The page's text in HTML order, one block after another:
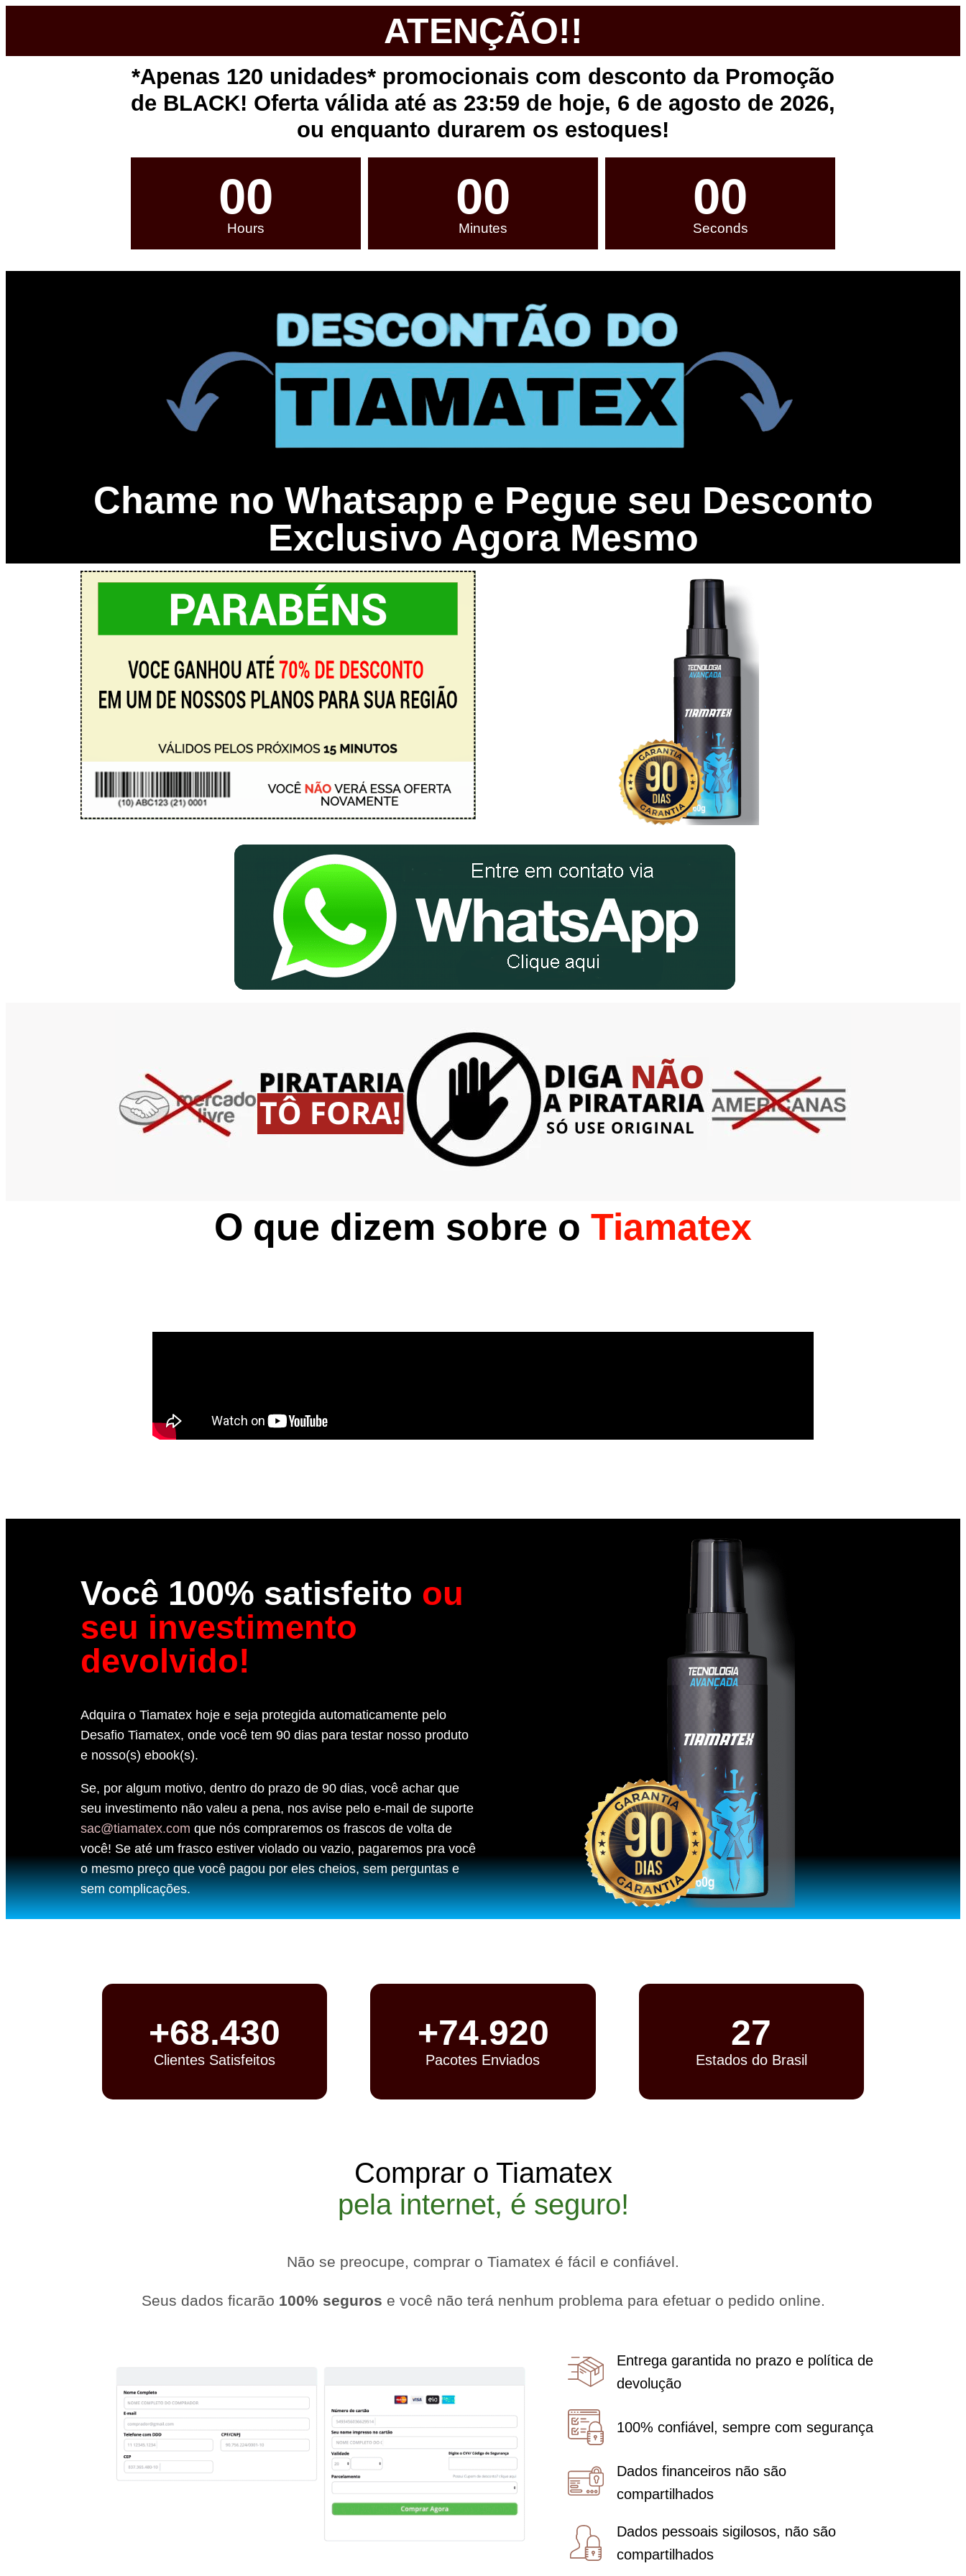
ATENÇÃO!!
*Apenas 120 unidades* promocionais com desconto da Promoção
de BLACK! Oferta válida até as 23:59 de hoje, 6 de agosto de 2026,
ou enquanto durarem os estoques!
00
Hours
00
Minutes
00
Seconds
Chame no Whatsapp e Pegue seu Desconto
Exclusivo Agora Mesmo
O que dizem sobre o Tiamatex
Você 100% satisfeito ou
seu investimento
devolvido!
Adquira o Tiamatex hoje e seja protegida automaticamente pelo
Desafio Tiamatex, onde você tem 90 dias para testar nosso produto
e nosso(s) ebook(s).
Se, por algum motivo, dentro do prazo de 90 dias, você achar que
seu investimento não valeu a pena, nos avise pelo e-mail de suporte
sac@tiamatex.com que nós compraremos os frascos de volta de
você! Se até um frasco estiver violado ou vazio, pagaremos pra você
o mesmo preço que você pagou por eles cheios, sem perguntas e
sem complicações.
Clientes Satisfeitos
+68.430
Pacotes Enviados
+74.920
Estados do Brasil
27
Comprar o Tiamatex
pela internet, é seguro!
Não se preocupe, comprar o Tiamatex é fácil e confiável.
Seus dados ficarão 100% seguros e você não terá nenhum problema para efetuar o pedido online.
Entrega garantida no prazo e política de
devolução
100% confiável, sempre com segurança
Dados financeiros não são
compartilhados
Dados pessoais sigilosos, não são
compartilhados